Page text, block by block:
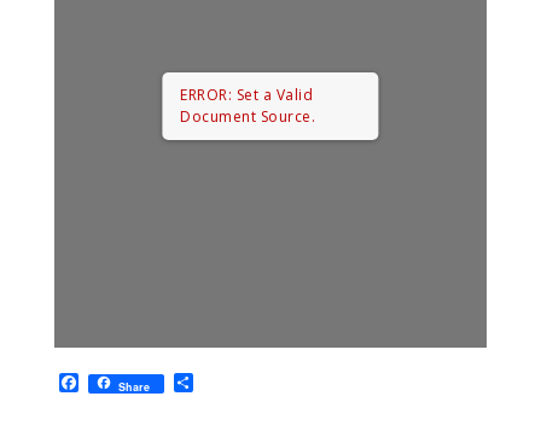
ERROR: Set a Valid
Document Source.
F
a
Share P